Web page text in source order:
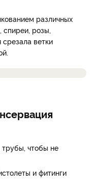
различных
розы,
срезала ветки
чтобы не
и фитинги